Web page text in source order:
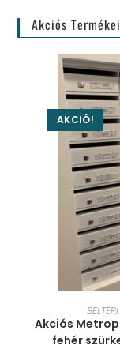
Akciós
AKCIÓ!
Akciós
fehér